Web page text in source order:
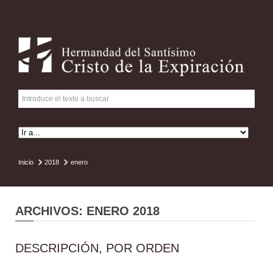
Inicio 2018 enero
ARCHIVOS: ENERO 2018
DESCRIPCIÓN, POR ORDEN